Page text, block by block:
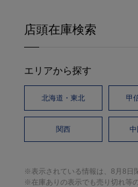
店頭在庫検索
エリアから探す
北海道・東北 甲
関西 中
※表示されている情報は、8月8日
※在庫ありの表示でも売り切れ等